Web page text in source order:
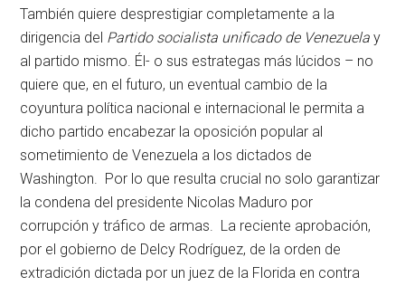
También quiere desprestigiar completamente a la
dirigencia del Partido socialista unificado de Venezuelay
al partido mismo. Él- o sus estrategas más lúcidos – no
quiere que, en el futuro, un eventual cambio de la
coyuntura política nacional e internacional le permita a
dicho partido encabezar la oposición popular al
sometimiento de Venezuela a los dictados de
Washington. Por lo que resulta crucial no solo garantizar
la condena del presidente Nicolas Maduro por
corrupción y tráfico de armas. La reciente aprobación,
por el gobierno de Delcy Rodríguez, de la orden de
extradición dictada por un juez de la Florida en contra